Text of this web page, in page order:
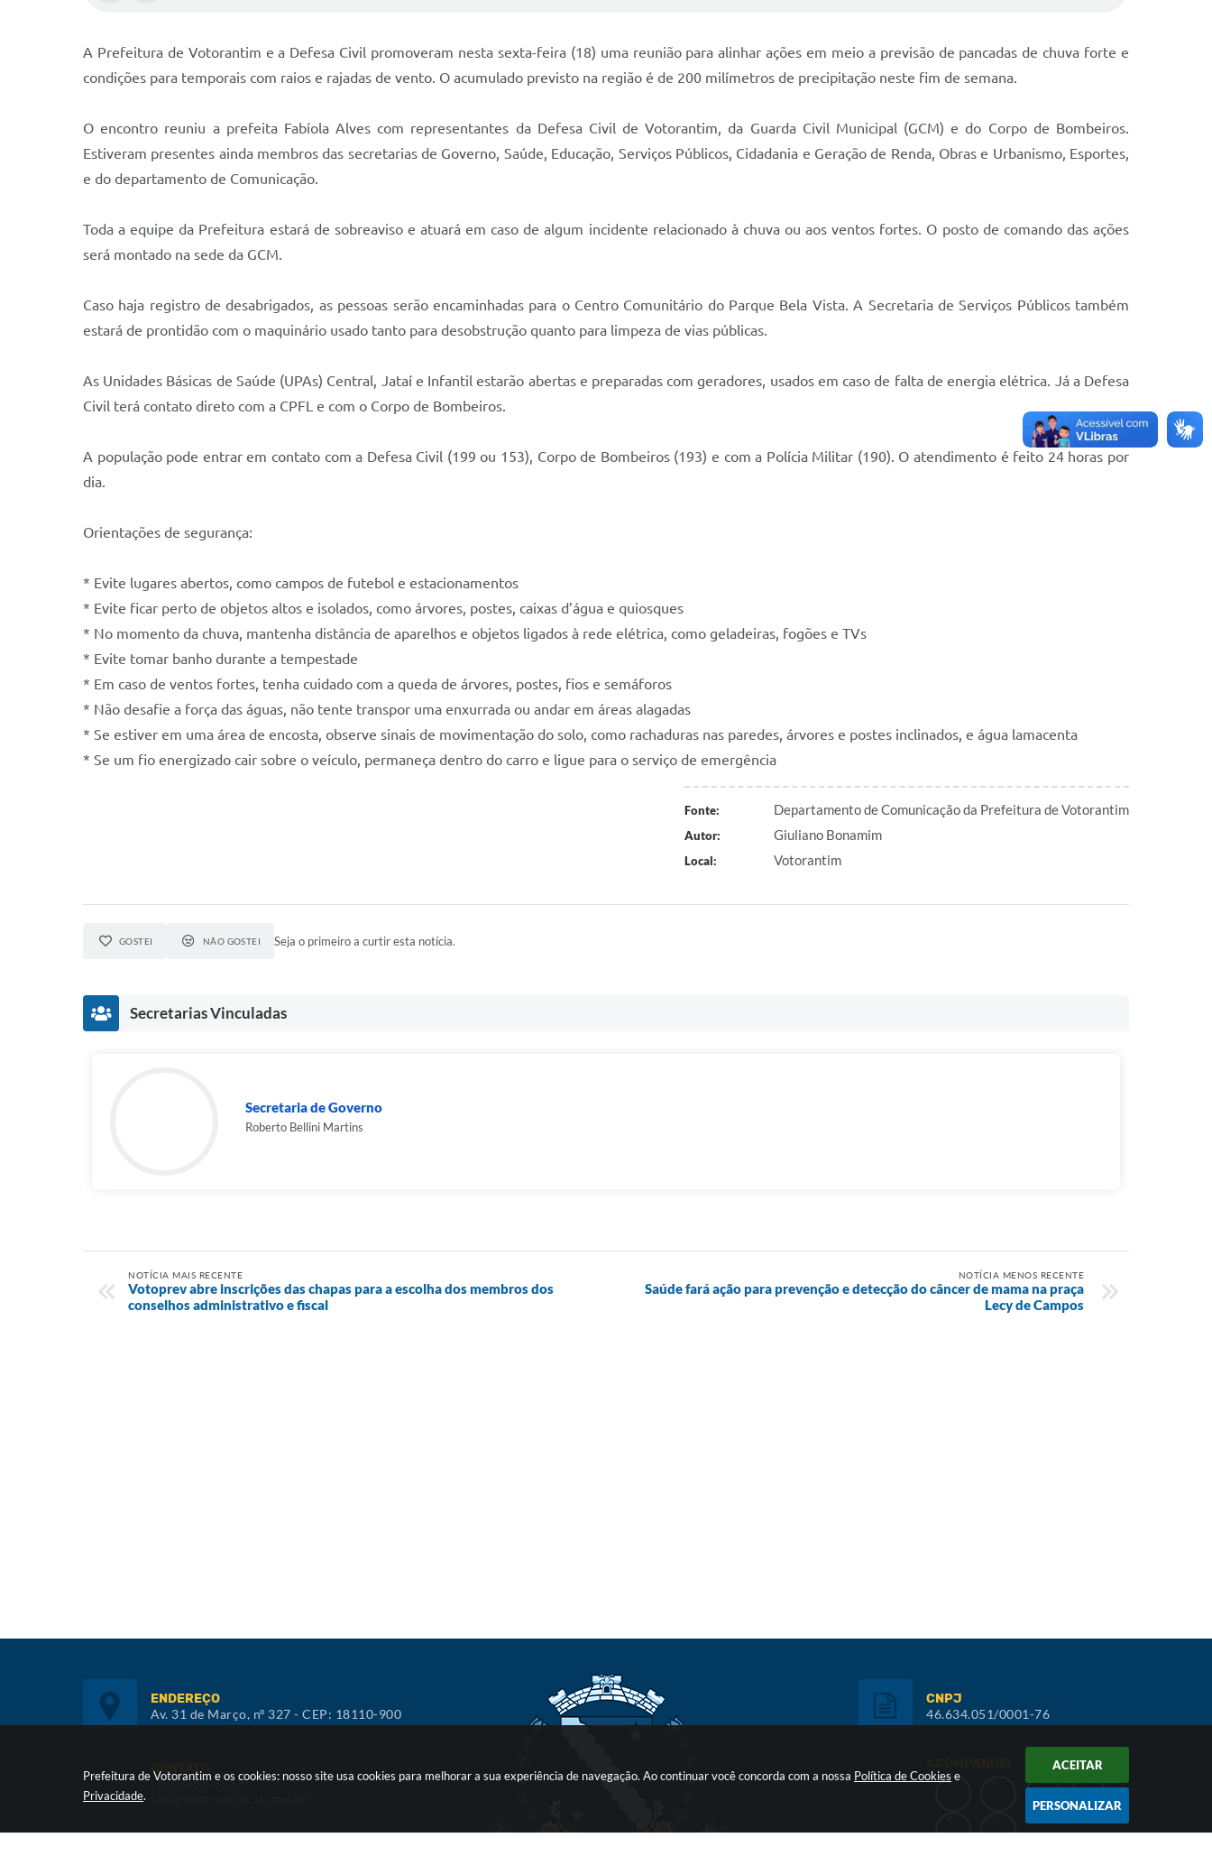
Prefeitura de Votorantim e os cookies: nosso site usa cookies para melhorar a sua experiência de navegação. Ao continuar você concorda com a nossa Política de Cookies e
Privacidade.
ACEITAR
PERSONALIZAR
A Prefeitura de Votorantim e a Defesa Civil promoveram nesta sexta-feira (18) uma reunião para alinhar ações em meio a previsão de pancadas de chuva forte e
condições para temporais com raios e rajadas de vento. O acumulado previsto na região é de 200 milímetros de precipitação neste fim de semana.
O encontro reuniu a prefeita Fabíola Alves com representantes da Defesa Civil de Votorantim, da Guarda Civil Municipal (GCM) e do Corpo de Bombeiros.
Estiveram presentes ainda membros das secretarias de Governo, Saúde, Educação, Serviços Públicos, Cidadania e Geração de Renda, Obras e Urbanismo, Esportes,
e do departamento de Comunicação.
Toda a equipe da Prefeitura estará de sobreaviso e atuará em caso de algum incidente relacionado à chuva ou aos ventos fortes. O posto de comando das ações
será montado na sede da GCM.
Caso haja registro de desabrigados, as pessoas serão encaminhadas para o Centro Comunitário do Parque Bela Vista. A Secretaria de Serviços Públicos também
estará de prontidão com o maquinário usado tanto para desobstrução quanto para limpeza de vias públicas.
As Unidades Básicas de Saúde (UPAs) Central, Jataí e Infantil estarão abertas e preparadas com geradores, usados em caso de falta de energia elétrica. Já a Defesa
Civil terá contato direto com a CPFL e com o Corpo de Bombeiros.
A população pode entrar em contato com a Defesa Civil (199 ou 153), Corpo de Bombeiros (193) e com a Polícia Militar (190). O atendimento é feito 24 horas por
dia.
Orientações de segurança:
* Evite lugares abertos, como campos de futebol e estacionamentos
* Evite ficar perto de objetos altos e isolados, como árvores, postes, caixas d’água e quiosques
* No momento da chuva, mantenha distância de aparelhos e objetos ligados à rede elétrica, como geladeiras, fogões e TVs
* Evite tomar banho durante a tempestade
* Em caso de ventos fortes, tenha cuidado com a queda de árvores, postes, fios e semáforos
* Não desafie a força das águas, não tente transpor uma enxurrada ou andar em áreas alagadas
* Se estiver em uma área de encosta, observe sinais de movimentação do solo, como rachaduras nas paredes, árvores e postes inclinados, e água lamacenta
* Se um fio energizado cair sobre o veículo, permaneça dentro do carro e ligue para o serviço de emergência
Fonte: Departamento de Comunicação da Prefeitura de Votorantim
Autor: Giuliano Bonamim
Local: Votorantim
GOSTEI NÃO GOSTEI Seja o primeiro a curtir esta notícia.
Secretarias Vinculadas
Secretaria de Governo
Roberto Bellini Martins
NOTÍCIA MAIS RECENTE
Votoprev abre inscrições das chapas para a escolha dos membros dos
conselhos administrativo e fiscal
NOTÍCIA MENOS RECENTE
Saúde fará ação para prevenção e detecção do câncer de mama na praça
Lecy de Campos
ENDEREÇO
Av. 31 de Março, nº 327 - CEP: 18110-900
CONTATO
(15) 3353-8533
CNPJ
46.634.051/0001-76